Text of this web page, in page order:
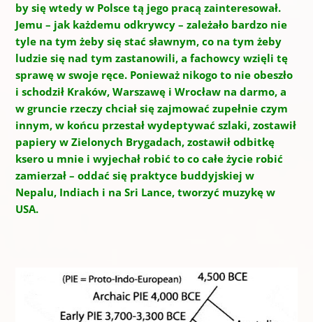
by się wtedy w Polsce tą jego pracą zainteresował.
Jemu – jak każdemu odkrywcy – zależało bardzo nie
tyle na tym żeby się stać sławnym, co na tym żeby
ludzie się nad tym zastanowili, a fachowcy wzięli tę
sprawę w swoje ręce. Ponieważ nikogo to nie obeszło
i schodził Kraków, Warszawę i Wrocław na darmo, a
w gruncie rzeczy chciał się zajmować zupełnie czym
innym, w końcu przestał wydeptywać szlaki, zostawił
papiery w Zielonych Brygadach, zostawił odbitkę
ksero u mnie i wyjechał robić to co całe życie robić
zamierzał – oddać się praktyce buddyjskiej w
Nepalu, Indiach i na Sri Lance, tworzyć muzykę w
USA.